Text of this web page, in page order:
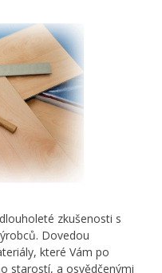
zkušenosti s
Dovedou
které Vám po
starostí, a osvědčenými